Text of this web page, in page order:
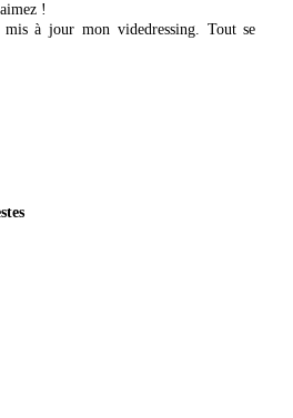
!
à jour mon videdressing. Tout se